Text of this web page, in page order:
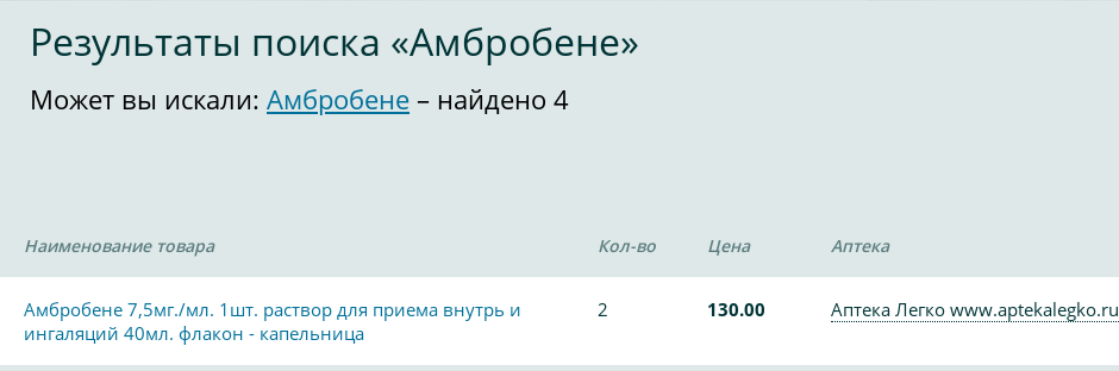
Результаты поиска «Амбробене»
Может вы искали: Амбробене – найдено 4
Наименование товара Кол-во Цена Аптека
Амбробене 7,5мг./мл. 1шт. раствор для приема внутрь и
ингаляций 40мл. флакон - капельница
2 130.00 Аптека Легко www.aptekalegko.ru